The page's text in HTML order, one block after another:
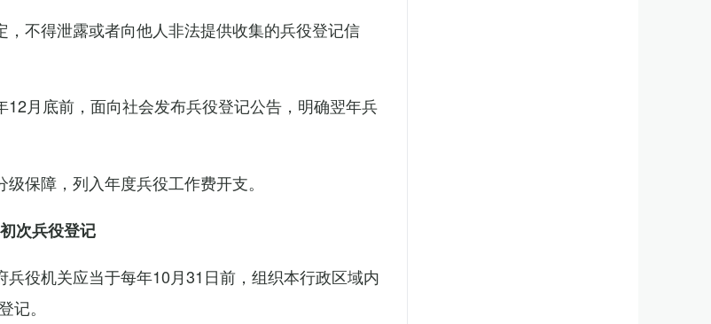
不得泄露或者向他人非法提供收集的兵役登记信
月底前，面向社会发布兵役登记公告，明确翌年兵
保障，列入年度兵役工作费开支。
次兵役登记
役机关应当于每年10月31日前，组织本行政区域内
。